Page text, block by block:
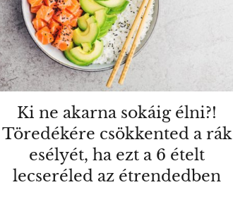
Ki ne akarna sokáig élni?!
Töredékére csökkented a rák
esélyét, ha ezt a 6 ételt
lecseréled az étrendedben